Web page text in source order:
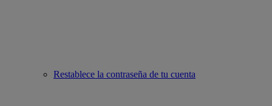
Restablece la contraseña de tu cuenta